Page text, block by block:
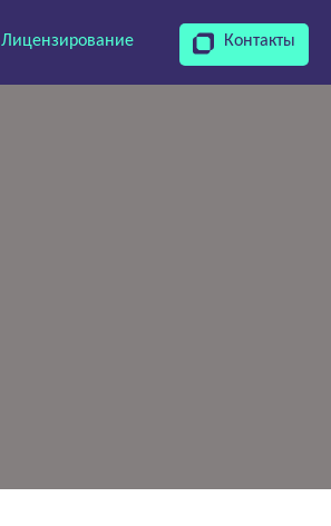
Лицензирование Контакты